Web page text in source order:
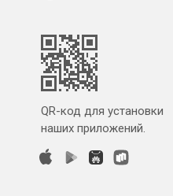
QR-код для установки
наших приложений.